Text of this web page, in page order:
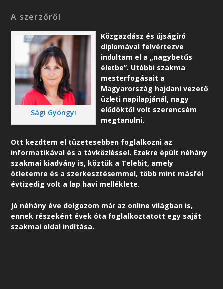
A szerzőről
Sági Gyöngyi
Közgazdász és újságíró
diplomával felvértezve
indultam el a „nagybetűs
életbe”. Utóbbi szakma
mesterfogásait a
Magyarország hajdani vezető
üzleti napilapjánál, nagy
elődöktől volt szerencsém
megtanulni.
Ott kezdtem el tüzetesebben foglalkozni az
informatikával és a távközléssel. Ezekre épült néhány
szakmai kiadvány is, köztük a Telebit, amely
ötletemre és a szerkesztésemmel, több mint másfél
évtizedig volt a lap havi melléklete.
Jó néhány éve dolgozom már az online világban is,
ennek részeként évek óta foglalkoztatott egy saját
szakmai oldal indítása.